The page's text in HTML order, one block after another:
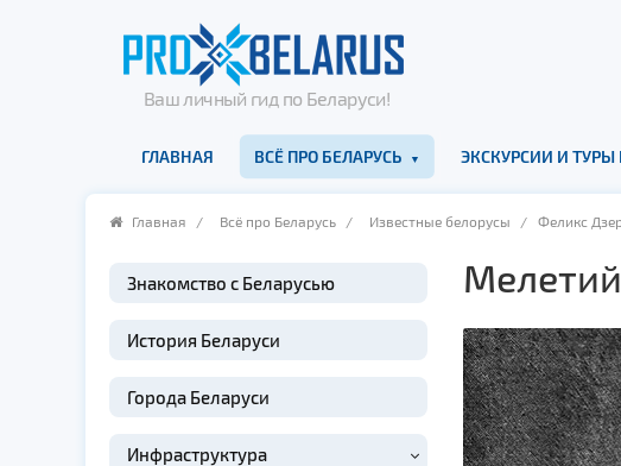
Ваш личный гид по Беларуси!
ГЛАВНАЯ ВСЁ ПРО БЕЛАРУСЬ ЭКСКУРСИИ И ТУРЫ
Главная / Всё про Беларусь / Известные белорусы / Феликс
Знакомство с Беларусью
История Беларуси
Города Беларуси
Инфраструктура